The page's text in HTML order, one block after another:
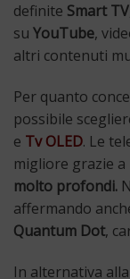
definite Smart TV
su YouTube,
altri contenuti
Per quanto
possibile
e Tv OLED. Le
migliore grazie
molto profondi.
affermando
Quantum Dot,
In alternativa